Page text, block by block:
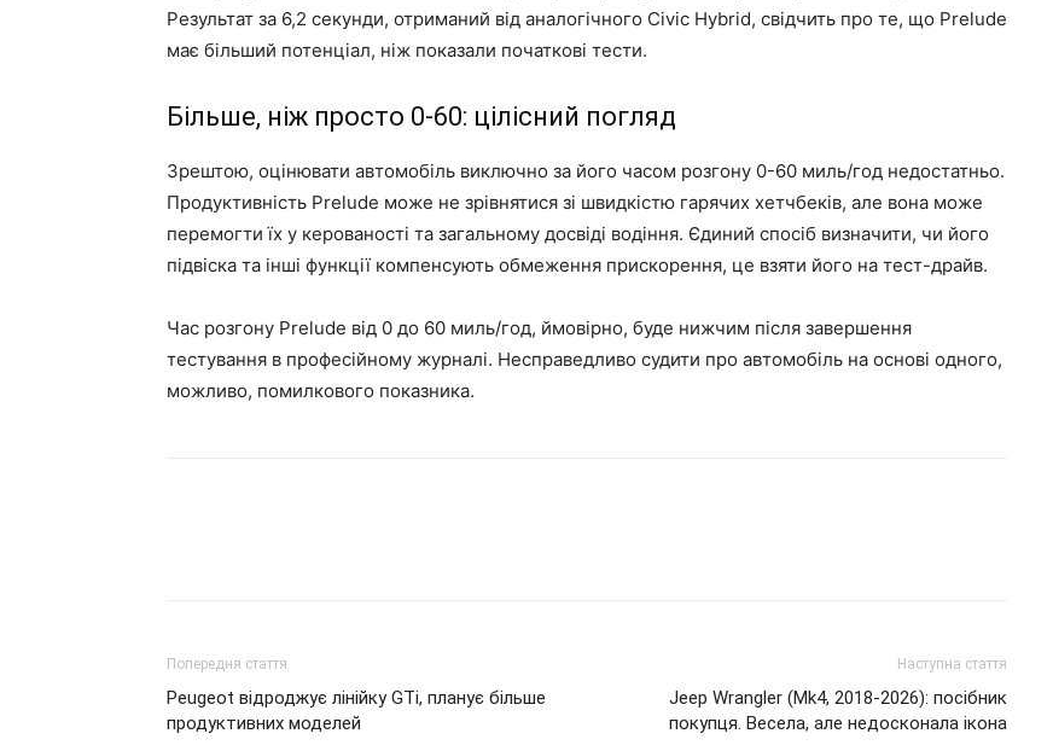
Результат за 6,2 секунди, отриманий від аналогічного Civic Hybrid, свідчить про те, що Prelude
має більший потенціал, ніж показали початкові тести.
Більше, ніж просто 0-60: цілісний погляд
Зрештою, оцінювати автомобіль виключно за його часом розгону 0-60 миль/год недостатньо.
Продуктивність Prelude може не зрівнятися зі швидкістю гарячих хетчбеків, але вона може
перемогти їх у керованості та загальному досвіді водіння. Єдиний спосіб визначити, чи його
підвіска та інші функції компенсують обмеження прискорення, це взяти його на тест-драйв.
Час розгону Prelude від 0 до 60 миль/год, ймовірно, буде нижчим після завершення
тестування в професійному журналі. Несправедливо судити про автомобіль на основі одного,
можливо, помилкового показника.
Попередня стаття
Peugeot відроджує лінійку GTi, планує більше
продуктивних моделей
Наступна стаття
Jeep Wrangler (Mk4, 2018-2026): посібник
покупця. Весела, але недосконала ікона